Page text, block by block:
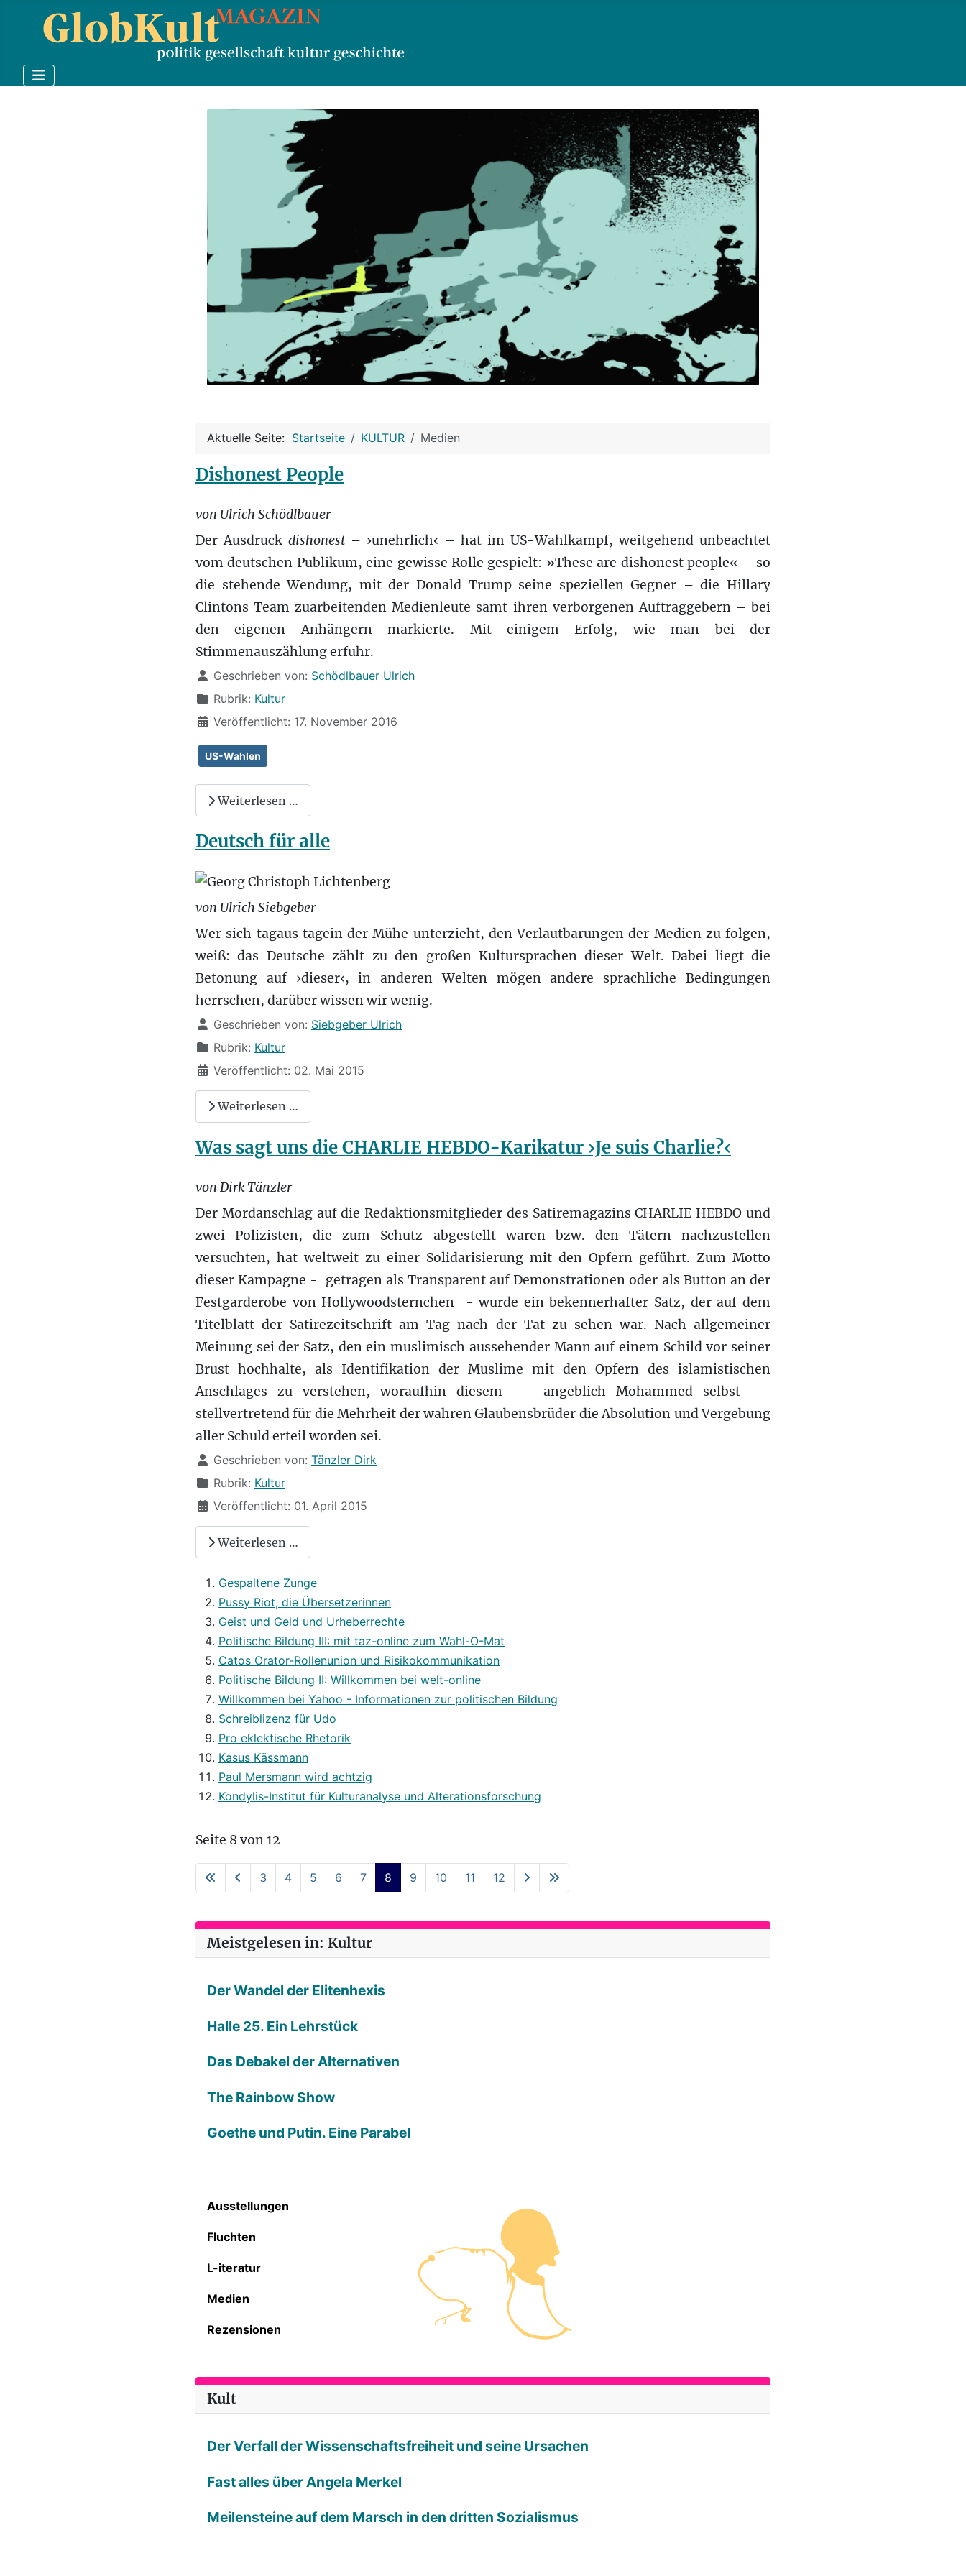
Aktuelle Seite: Startseite KULTUR Medien
Dishonest People
von Ulrich Schödlbauer
Der Ausdruckdishonest– ›unehrlich‹ – hat im US-Wahlkampf, weitgehend unbeachtet
vom deutschen Publikum, eine gewisse Rolle gespielt: »These are dishonest people« – so
die stehende Wendung, mit der Donald Trump seine speziellen Gegner – die Hillary
Clintons Team zuarbeitenden Medienleute samt ihren verborgenen Auftraggebern – bei
den eigenen Anhängern markierte. Mit einigem Erfolg, wie man bei der
Stimmenauszählung erfuhr.
DetailsGeschrieben von: Schödlbauer Ulrich
Rubrik: Kultur
Veröffentlicht: 17. November 2016
US-Wahlen
Weiterlesen …
Deutsch für alle
von Ulrich Siebgeber
Wer sich tagaus tagein der Mühe unterzieht, den Verlautbarungen der Medien zu folgen,
weiß: das Deutsche zählt zu den großen Kultursprachen dieser Welt. Dabei liegt die
Betonung auf ›dieser‹, in anderen Welten mögen andere sprachliche Bedingungen
herrschen, darüber wissen wir wenig.
Details
Geschrieben von: Siebgeber Ulrich
Rubrik: Kultur
Veröffentlicht: 02. Mai 2015
Weiterlesen …
Was sagt uns die CHARLIE HEBDO-Karikatur ›Je suis Charlie?‹
von Dirk Tänzler
Der Mordanschlag auf die Redaktionsmitglieder des Satiremagazins CHARLIE HEBDO und
zwei Polizisten, die zum Schutz abgestellt waren bzw. den Tätern nachzustellen
versuchten, hat weltweit zu einer Solidarisierung mit den Opfern geführt. Zum Motto
dieser Kampagne - ­ getragen als Transparent auf Demonstrationen oder als Button an der
Festgarderobe von Hollywoodsternchen ­ - wurde ein bekennerhafter Satz, der auf dem
Titelblatt der Satirezeitschrift am Tag nach der Tat zu sehen war. Nach allgemeiner
Meinung sei der Satz, den ein muslimisch aussehender Mann auf einem Schild vor seiner
Brust hochhalte, als Identifikation der Muslime mit den Opfern des islamistischen
Anschlages zu verstehen, woraufhin diesem ­ – angeblich Mohammed selbst ­ –
stellvertretend für die Mehrheit der wahren Glaubensbrüder die Absolution und Vergebung
aller Schuld erteil worden sei.
Details
Geschrieben von: Tänzler Dirk
Rubrik: Kultur
Veröffentlicht: 01. April 2015
Weiterlesen …
Gespaltene Zunge
Pussy Riot, die Übersetzerinnen
Geist und Geld und Urheberrechte
Politische Bildung III: mit taz-online zum Wahl-O-Mat
Catos Orator-Rollenunion und Risikokommunikation
Politische Bildung II: Willkommen bei welt-online
Willkommen bei Yahoo - Informationen zur politischen Bildung
Schreiblizenz für Udo
Pro eklektische Rhetorik
Kasus Kässmann
Paul Mersmann wird achtzig
Kondylis-Institut für Kulturanalyse und Alterationsforschung
Seite 8 von 12
3 4 5 6 7 8 9 10 11 12
Meistgelesen in: Kultur
Der Wandel der Elitenhexis
Halle 25. Ein Lehrstück
Das Debakel der Alternativen
The Rainbow Show
Goethe und Putin. Eine Parabel
Ausstellungen
Fluchten
L-iteratur
Medien
Rezensionen
Kult
Der Verfall der Wissenschaftsfreiheit und seine Ursachen
Fast alles über Angela Merkel
Meilensteine auf dem Marsch in den dritten Sozialismus